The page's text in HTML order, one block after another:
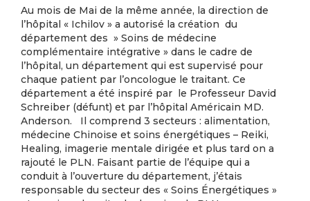
Au mois de Mai de la même année, la direction de
l’hôpital « Ichilov » a autorisé la création du
département des » Soins de médecine
complémentaire intégrative » dans le cadre de
l’hôpital, un département qui est supervisé pour
chaque patient par l’oncologue le traitant. Ce
département a été inspiré par le Professeur David
Schreiber (défunt) et par l’hôpital Américain MD.
Anderson. Il comprend 3 secteurs : alimentation,
médecine Chinoise et soins énergétiques – Reiki,
Healing, imagerie mentale dirigée et plus tard on a
rajouté le PLN. Faisant partie de l’équipe qui a
conduit à l’ouverture du département, j’étais
responsable du secteur des « Soins Énergétiques »